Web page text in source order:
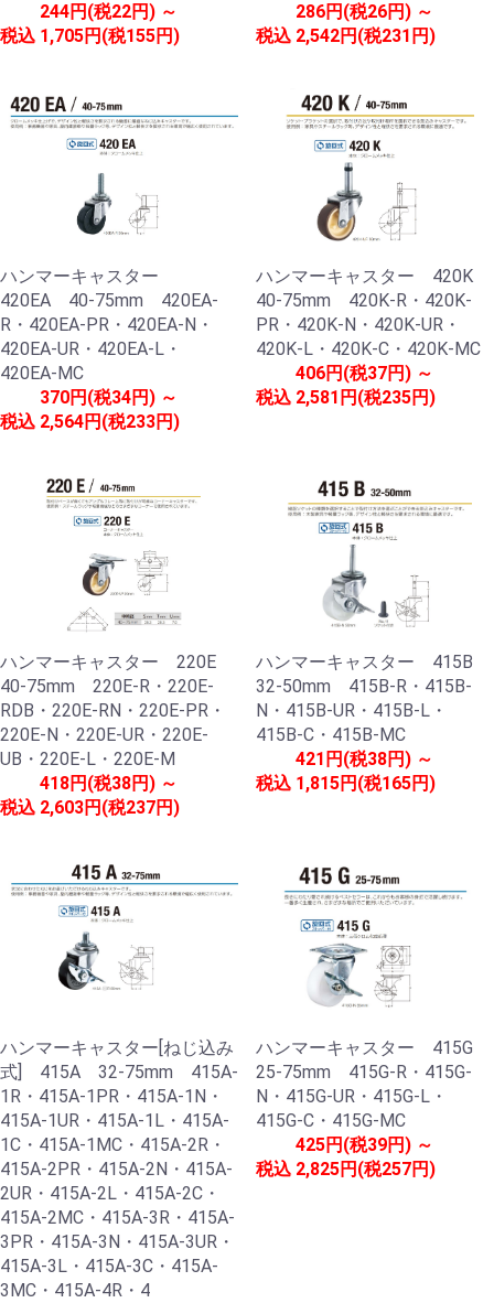
税込
244円(税22円) ～
1,705円(税155円)
税込
286円(税26円) ～
2,542円(税231円)
ハンマーキャスター
420EA 40-75mm 420EA-
R・420EA-PR・420EA-N・
420EA-UR・420EA-L・
420EA-MC
税込
370円(税34円) ～
2,564円(税233円)
ハンマーキャスター 420K
40-75mm 420K-R・420K-
PR・420K-N・420K-UR・
420K-L・420K-C・420K-MC
税込
406円(税37円) ～
2,581円(税235円)
ハンマーキャスター 220E
40-75mm 220E-R・220E-
RDB・220E-RN・220E-PR・
220E-N・220E-UR・220E-
UB・220E-L・220E-M
税込
418円(税38円) ～
2,603円(税237円)
ハンマーキャスター 415B
32-50mm 415B-R・415B-
N・415B-UR・415B-L・
415B-C・415B-MC
税込
421円(税38円) ～
1,815円(税165円)
ハンマーキャスター[ねじ込み
式] 415A 32-75mm 415A-
1R・415A-1PR・415A-1N・
415A-1UR・415A-1L・415A-
1C・415A-1MC・415A-2R・
415A-2PR・415A-2N・415A-
2UR・415A-2L・415A-2C・
415A-2MC・415A-3R・415A-
3PR・415A-3N・415A-3UR・
415A-3L・415A-3C・415A-
3MC・415A-4R・4
ハンマーキャスター 415G
25-75mm 415G-R・415G-
N・415G-UR・415G-L・
415G-C・415G-MC
税込
425円(税39円) ～
2,825円(税257円)